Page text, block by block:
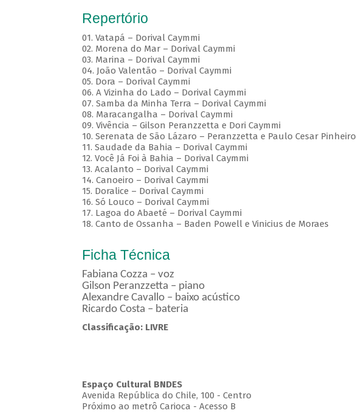
Repertório
01. Vatapá – Dorival Caymmi
02. Morena do Mar – Dorival Caymmi
03. Marina – Dorival Caymmi
04. João Valentão – Dorival Caymmi
05. Dora – Dorival Caymmi
06. A Vizinha do Lado – Dorival Caymmi
07. Samba da Minha Terra – Dorival Caymmi
08. Maracangalha – Dorival Caymmi
09. Vivência – Gilson Peranzzetta e Dori Caymmi
10. Serenata de São Lázaro – Peranzzetta e Paulo Cesar Pinheiro
11. Saudade da Bahia – Dorival Caymmi
12. Você Já Foi à Bahia – Dorival Caymmi
13. Acalanto – Dorival Caymmi
14. Canoeiro – Dorival Caymmi
15. Doralice – Dorival Caymmi
16. Só Louco – Dorival Caymmi
17. Lagoa do Abaeté – Dorival Caymmi
18. Canto de Ossanha – Baden Powell e Vinicius de Moraes
Ficha Técnica
Fabiana Cozza – voz
Gilson Peranzzetta – piano
Alexandre Cavallo – baixo acústico
Ricardo Costa – bateria
Classificação: LIVRE
Espaço Cultural BNDES
Avenida República do Chile, 100 - Centro
Próximo ao metrô Carioca - Acesso B